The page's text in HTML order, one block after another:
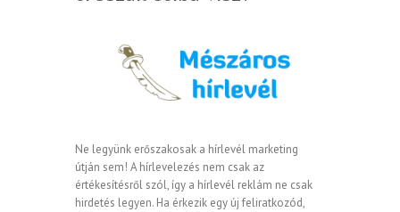
Ne legyünk erőszakosak a hírlevél marketing
útján sem! A hírlevelezés nem csak az
értékesítésről szól, így a hírlevél reklám ne csak
hirdetés legyen. Ha érkezik egy új feliratkozód,